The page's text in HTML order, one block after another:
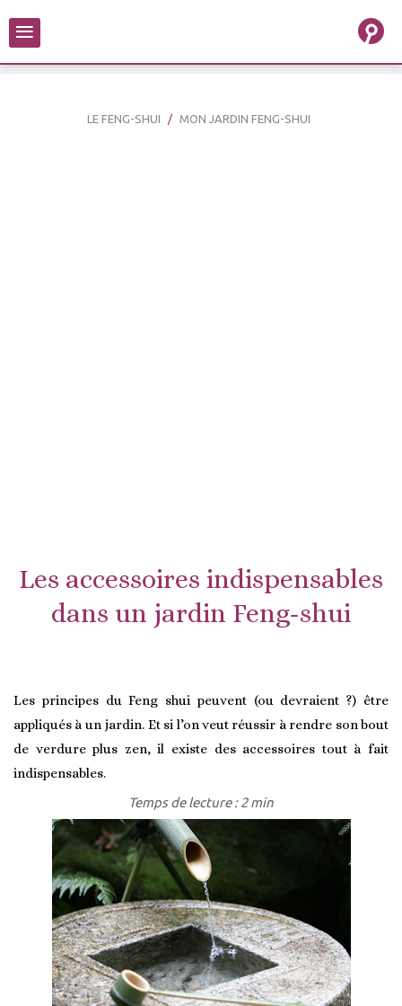
≡
LE FENG-SHUI MON JARDIN FENG-SHUI
Les accessoires indispensables
dans un jardin Feng-shui
Les principes du Feng shui peuvent (ou devraient ?) être
appliqués à un jardin. Et si l’on veut réussir à rendre son bout
de verdure plus zen, il existe des accessoires tout à fait
indispensables.
Temps de lecture : 2 min